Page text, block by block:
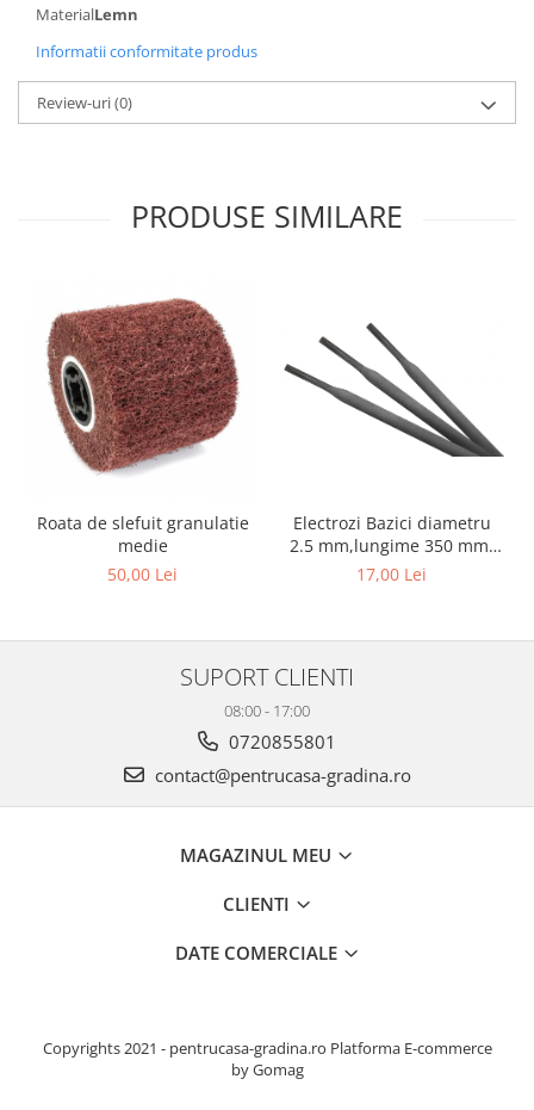
MaterialLemn
Informatii conformitate produs
Review-uri(0)
PRODUSE SIMILARE
Roata de slefuit granulatie
medie
50,00 Lei
Electrozi Bazici diametru
2.5 mm,lungime 350 mm,
greutate 1 kg
17,00 Lei
SUPORT CLIENTI
08:00 - 17:00
0720855801
contact@pentrucasa-gradina.ro
MAGAZINUL MEU
CLIENTI
DATE COMERCIALE
Copyrights 2021 - pentrucasa-gradina.ro Platforma E-commerce
by Gomag